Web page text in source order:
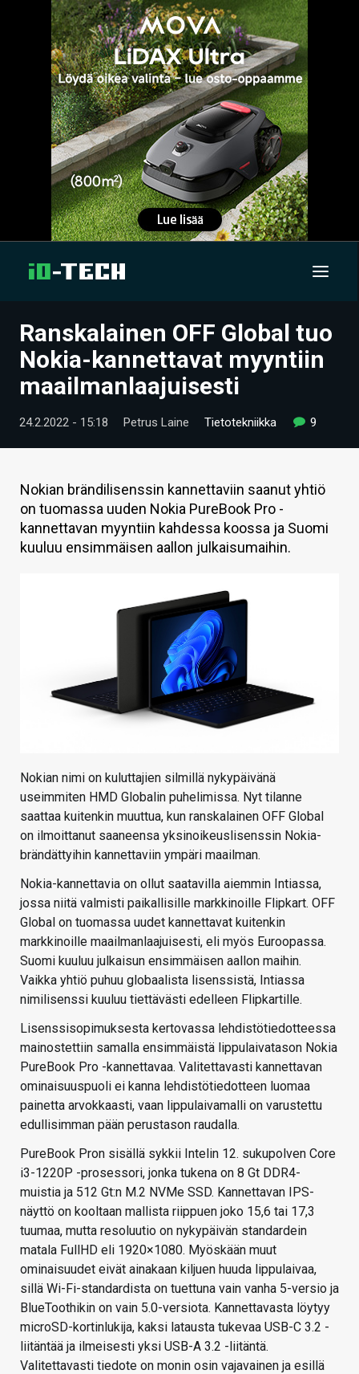
UUTISET
ARTIKKELIT
VIDEOT
TECHBBS
TIETOA
HINTA.FI
KAUPPA
Ranskalainen OFF Global tuo
Nokia-kannettavat myyntiin
maailmanlaajuisesti
24.2.2022 - 15:18 Petrus Laine Tietotekniikka 9
Nokian brändilisenssin kannettaviin saanut yhtiö
on tuomassa uuden Nokia PureBook Pro -
kannettavan myyntiin kahdessa koossa ja Suomi
kuuluu ensimmäisen aallon julkaisumaihin.
Nokian nimi on kuluttajien silmillä nykypäivänä
useimmiten HMD Globalin puhelimissa. Nyt tilanne
saattaa kuitenkin muuttua, kun ranskalainen OFF Global
on ilmoittanut saaneensa yksinoikeuslisenssin Nokia-
brändättyihin kannettaviin ympäri maailman.
Nokia-kannettavia on ollut saatavilla aiemmin Intiassa,
jossa niitä valmisti paikallisille markkinoille Flipkart. OFF
Global on tuomassa uudet kannettavat kuitenkin
markkinoille maailmanlaajuisesti, eli myös Euroopassa.
Suomi kuuluu julkaisun ensimmäisen aallon maihin.
Vaikka yhtiö puhuu globaalista lisenssistä, Intiassa
nimilisenssi kuuluu tiettävästi edelleen Flipkartille.
Lisenssisopimuksesta kertovassa lehdistötiedotteessa
mainostettiin samalla ensimmäistä lippulaivatason Nokia
PureBook Pro -kannettavaa. Valitettavasti kannettavan
ominaisuuspuoli ei kanna lehdistötiedotteen luomaa
painetta arvokkaasti, vaan lippulaivamalli on varustettu
edullisimman pään perustason raudalla.
PureBook Pron sisällä sykkii Intelin 12. sukupolven Core
i3-1220P -prosessori, jonka tukena on 8 Gt DDR4-
muistia ja 512 Gt:n M.2 NVMe SSD. Kannettavan IPS-
näyttö on kooltaan mallista riippuen joko 15,6 tai 17,3
tuumaa, mutta resoluutio on nykypäivän standardein
matala FullHD eli 1920×1080. Myöskään muut
ominaisuudet eivät ainakaan kiljuen huuda lippulaivaa,
sillä Wi-Fi-standardista on tuettuna vain vanha 5-versio ja
BlueToothikin on vain 5.0-versiota. Kannettavasta löytyy
microSD-kortinlukija, kaksi latausta tukevaa USB-C 3.2 -
liitäntää ja ilmeisesti yksi USB-A 3.2 -liitäntä.
Valitettavasti tiedote on monin osin vajavainen ja esillä